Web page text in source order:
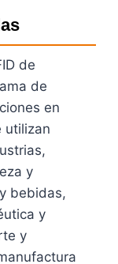
de
de
en
utilizan
y
bebidas,
y
y